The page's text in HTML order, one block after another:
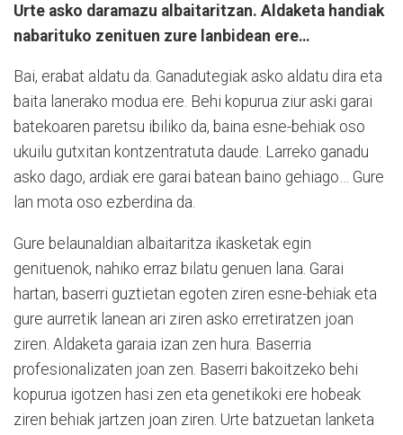
Urte asko daramazu albaitaritzan. Aldaketa handiak
nabarituko zenituen zure lanbidean ere…
Bai, erabat aldatu da. Ganadutegiak asko aldatu dira eta
baita lanerako modua ere. Behi kopurua ziur aski garai
batekoaren paretsu ibiliko da, baina esne-behiak oso
ukuilu gutxitan kontzentratuta daude. Larreko ganadu
asko dago, ardiak ere garai batean baino gehiago… Gure
lan mota oso ezberdina da.
Gure belaunaldian albaitaritza ikasketak egin
genituenok, nahiko erraz bilatu genuen lana. Garai
hartan, baserri guztietan egoten ziren esne-behiak eta
gure aurretik lanean ari ziren asko erretiratzen joan
ziren. Aldaketa garaia izan zen hura. Baserria
profesionalizaten joan zen. Baserri bakoitzeko behi
kopurua igotzen hasi zen eta genetikoki ere hobeak
ziren behiak jartzen joan ziren. Urte batzuetan lanketa